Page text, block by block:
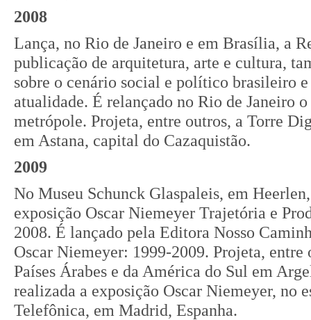
2008
Lança, no Rio de Janeiro e em Brasília, a
publicação de arquitetura, arte e cultura,
sobre o cenário social e político brasileiro
atualidade. É relançado no Rio de Janeiro
metrópole. Projeta, entre outros, a Torre
em Astana, capital do Cazaquistão.
2009
No Museu Schunck Glaspaleis, em
exposição Oscar Niemeyer Trajetória e
2008. É lançado pela Editora Nosso
Oscar Niemeyer: 1999-2009. Projeta,
Países Árabes e da América do Sul em
realizada a exposição Oscar Niemeyer, no
Telefônica, em Madrid, Espanha.